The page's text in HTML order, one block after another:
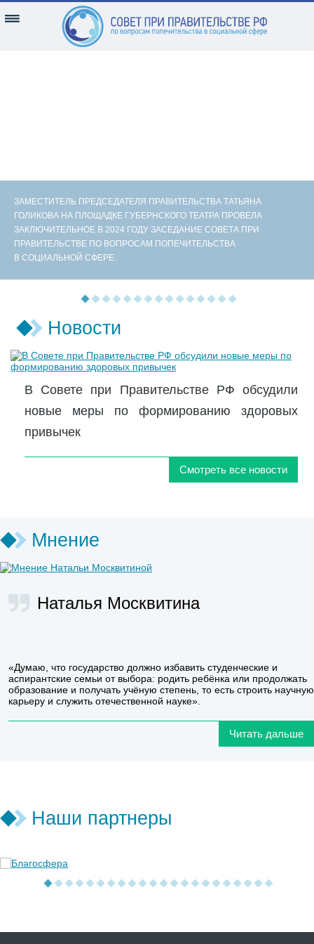
ЗАМЕСТИТЕЛЬ ПРЕДСЕДАТЕЛЯ ПРАВИТЕЛЬСТВА ТАТЬЯНА
ГОЛИКОВА НА ПЛОЩАДКЕ ГУБЕРНСКОГО ТЕАТРА ПРОВЕЛА
ЗАКЛЮЧИТЕЛЬНОЕ В 2024 ГОДУ ЗАСЕДАНИЕ СОВЕТА ПРИ
ПРАВИТЕЛЬСТВЕ ПО ВОПРОСАМ ПОПЕЧИТЕЛЬСТВА
В СОЦИАЛЬНОЙ СФЕРЕ.
Новости
В Совете при Правительстве РФ обсудили
новые меры по формированию здоровых
привычек
Смотреть все новости
Мнение
Наталья Москвитина
«Думаю, что государство должно избавить студенческие и
аспирантские семьи от выбора: родить ребёнка или продолжать
образование и получать учёную степень, то есть строить научную
карьеру и служить отечественной науке».
Читать дальше
Наши партнеры